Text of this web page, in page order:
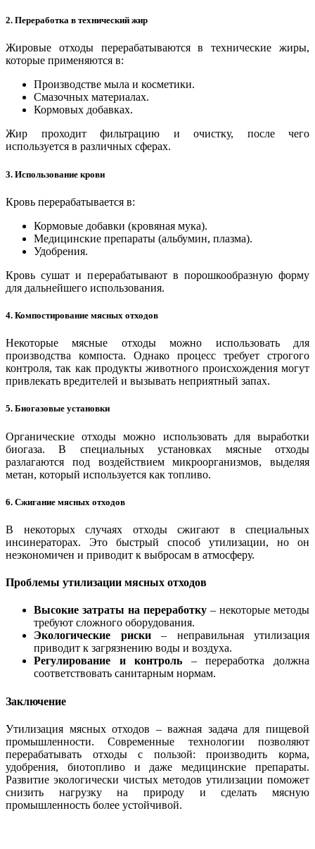
2. Переработка в технический жир
Жировые отходы перерабатываются в технические жиры,
которые применяются в:
Производстве мыла и косметики.
Смазочных материалах.
Кормовых добавках.
Жир проходит фильтрацию и очистку, после чего
используется в различных сферах.
3. Использование крови
Кровь перерабатывается в:
Кормовые добавки (кровяная мука).
Медицинские препараты (альбумин, плазма).
Удобрения.
Кровь сушат и перерабатывают в порошкообразную форму
для дальнейшего использования.
4. Компостирование мясных отходов
Некоторые мясные отходы можно использовать для
производства компоста. Однако процесс требует строгого
контроля, так как продукты животного происхождения могут
привлекать вредителей и вызывать неприятный запах.
5. Биогазовые установки
Органические отходы можно использовать для выработки
биогаза. В специальных установках мясные отходы
разлагаются под воздействием микроорганизмов, выделяя
метан, который используется как топливо.
6. Сжигание мясных отходов
В некоторых случаях отходы сжигают в специальных
инсинераторах. Это быстрый способ утилизации, но он
неэкономичен и приводит к выбросам в атмосферу.
Проблемы утилизации мясных отходов
Высокие затраты на переработку – некоторые методы
требуют сложного оборудования.
Экологические риски– неправильная утилизация
приводит к загрязнению воды и воздуха.
Регулирование и контроль – переработка должна
соответствовать санитарным нормам.
Заключение
Утилизация мясных отходов – важная задача для пищевой
промышленности. Современные технологии позволяют
перерабатывать отходы с пользой: производить корма,
удобрения, биотопливо и даже медицинские препараты.
Развитие экологически чистых методов утилизации поможет
снизить нагрузку на природу и сделать мясную
промышленность более устойчивой.